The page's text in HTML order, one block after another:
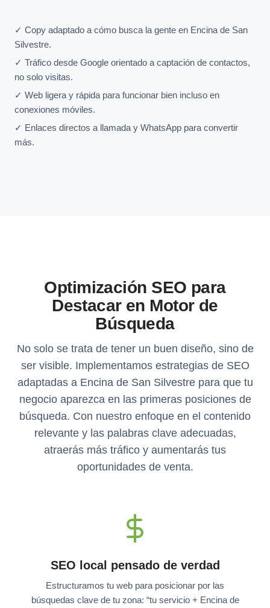
✓ Copy adaptado a cómo busca la gente en Encina de San
Silvestre.
✓ Tráfico desde Google orientado a captación de contactos,
no solo visitas.
✓ Web ligera y rápida para funcionar bien incluso en
conexiones móviles.
✓ Enlaces directos a llamada y WhatsApp para convertir
más.
Optimización SEO para
Destacar en Motor de
Búsqueda
No solo se trata de tener un buen diseño, sino de
ser visible. Implementamos estrategias de SEO
adaptadas a Encina de San Silvestre para que tu
negocio aparezca en las primeras posiciones de
búsqueda. Con nuestro enfoque en el contenido
relevante y las palabras clave adecuadas,
atraerás más tráfico y aumentarás tus
oportunidades de venta.
SEO local pensado de verdad
Estructuramos tu web para posicionar por las
búsquedas clave de tu zona: “tu servicio + Encina de